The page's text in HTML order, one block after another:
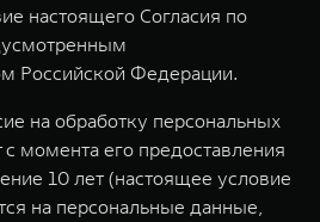
настоящего Согласия по
Российской Федерации.
на обработку персональных
момента его предоставления
10 лет (настоящее условие
на персональные данные,